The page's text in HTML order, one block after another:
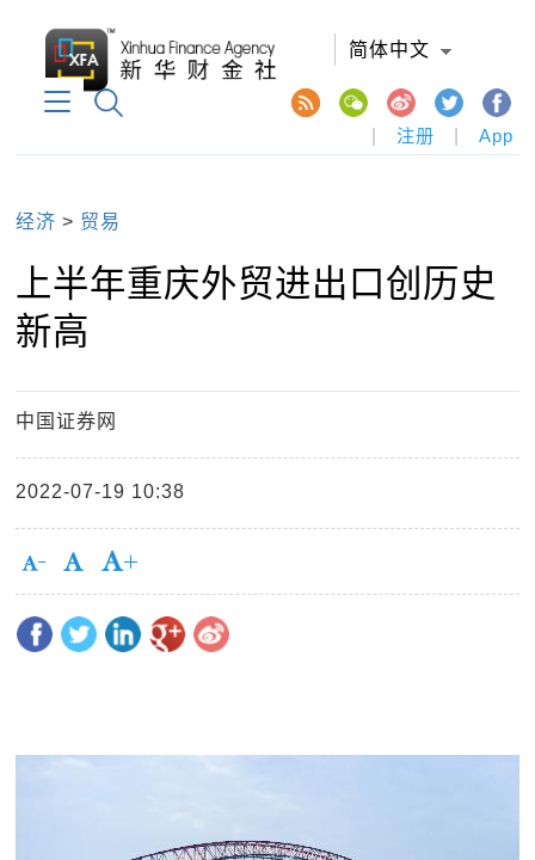
简体中文
注册 App
经济 > 贸易
上半年重庆外贸进出口创历史
新高
中国证券网
2022-07-19 10:38